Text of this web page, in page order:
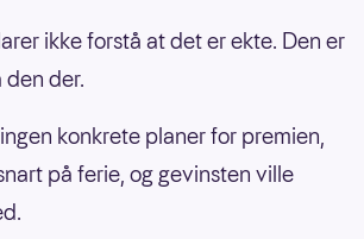
ikke forstå at det er ekte. Den er
den der.
konkrete planer for premien,
på ferie, og gevinsten ville